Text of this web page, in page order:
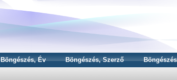
Böngészés, Év Böngészés, Szerző